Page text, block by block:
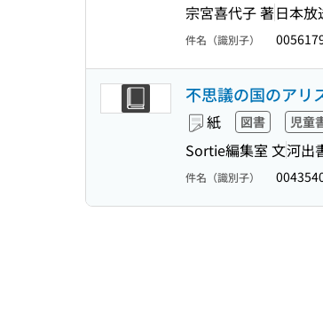
宗宮喜代子 著日本
件名（識別子）
不思議の国のアリ
紙 図書 児童
Sortie編集室 文河出
件名（識別子）